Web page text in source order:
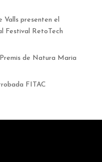
Valls presenten el
Festival RetoTech
de Natura Maria
FITAC